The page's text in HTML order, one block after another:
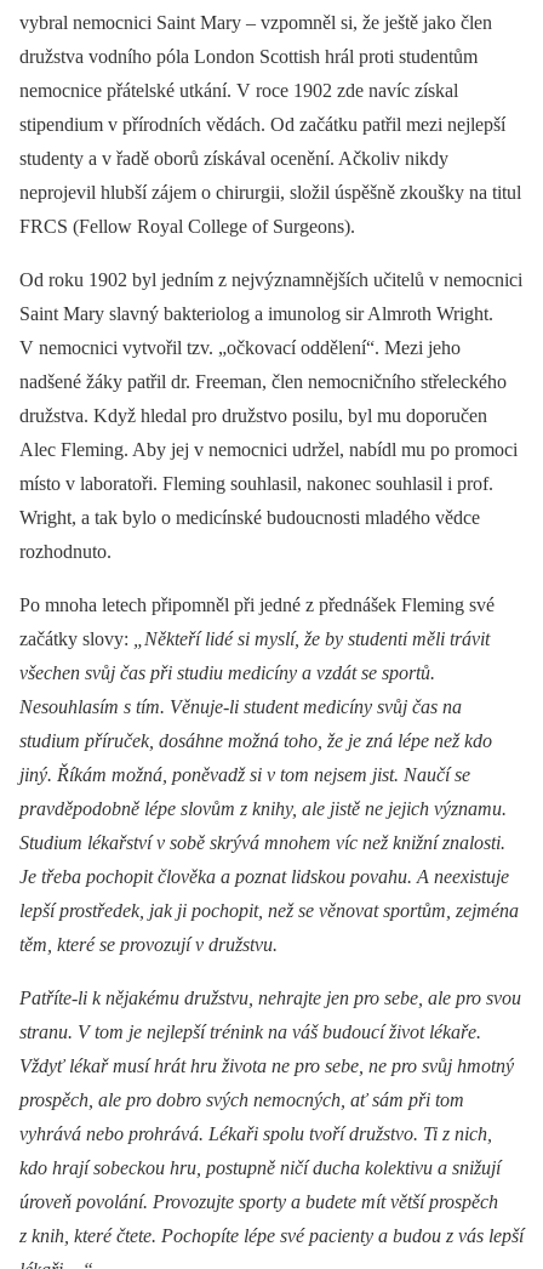
vybral nemocnici Saint Mary –⁠ vzpomněl si, že ještě jako člen
družstva vodního póla London Scottish hrál proti studentům
nemocnice přátelské utkání. V roce 1902 zde navíc získal
stipendium v přírodních vědách. Od začátku patřil mezi nejlepší
studenty a v řadě oborů získával ocenění. Ačkoliv nikdy
neprojevil hlubší zájem o chirurgii, složil úspěšně zkoušky na titul
FRCS (Fellow Royal College of Surgeons).
Od roku 1902 byl jedním z nejvýznamnějších učitelů v nemocnici
Saint Mary slavný bakteriolog a imunolog sir Almroth Wright.
V nemocnici vytvořil tzv. „očkovací oddělení“. Mezi jeho
nadšené žáky patřil dr. Freeman, člen nemocničního střeleckého
družstva. Když hledal pro družstvo posilu, byl mu doporučen
Alec Fleming. Aby jej v nemocnici udržel, nabídl mu po promoci
místo v laboratoři. Fleming souhlasil, nakonec souhlasil i prof.
Wright, a tak bylo o medicínské budoucnosti mladého vědce
rozhodnuto.
Po mnoha letech připomněl při jedné z přednášek Fleming své
začátky slovy:
„Někteří lidé si myslí, že by studenti měli trávit
všechen svůj čas při studiu medicíny a vzdát se sportů.
Nesouhlasím s tím. Věnuje-li student medicíny svůj čas na
studium příruček, dosáhne možná toho, že je zná lépe než kdo
jiný. Říkám možná, poněvadž si v tom nejsem jist. Naučí se
pravděpodobně lépe slovům z knihy, ale jistě ne jejich významu.
Studium lékařství v sobě skrývá mnohem víc než knižní znalosti.
Je třeba pochopit člověka a poznat lidskou povahu. A neexistuje
lepší prostředek, jak ji pochopit, než se věnovat sportům, zejména
těm, které se provozují v družstvu.
Patříte-li k nějakému družstvu, nehrajte jen pro sebe, ale pro svou
stranu. V tom je nejlepší trénink na váš budoucí život lékaře.
Vždyť lékař musí hrát hru života ne pro sebe, ne pro svůj hmotný
prospěch, ale pro dobro svých nemocných, ať sám při tom
vyhrává nebo prohrává. Lékaři spolu tvoří družstvo. Ti z nich,
kdo hrají sobeckou hru, postupně ničí ducha kolektivu a snižují
úroveň povolání. Provozujte sporty a budete mít větší prospěch
z knih, které čtete. Pochopíte lépe své pacienty a budou z vás lepší